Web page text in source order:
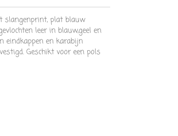
slangenprint, plat blauw
leer in blauw,geel en
eindkappen en karabijn
Geschikt voor een pols